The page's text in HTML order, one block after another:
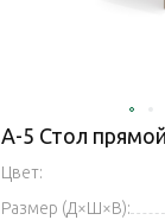
А-5 Стол
Цвет:
Размер (Д×Ш×В):